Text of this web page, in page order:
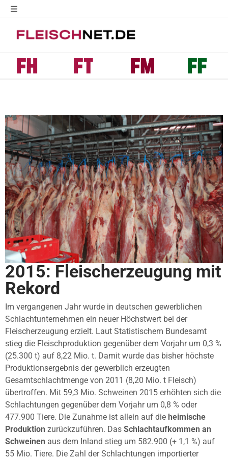
2015: Fleischerzeugung mit
Rekord
Im vergangenen Jahr wurde in deutschen gewerblichen
Schlachtunternehmen ein neuer Höchstwert bei der
Fleischerzeugung erzielt. Laut Statistischem Bundesamt
stieg die Fleischproduktion gegenüber dem Vorjahr um 0,3 %
(25.300 t) auf 8,22 Mio. t. Damit wurde das bisher höchste
Produktionsergebnis der gewerblich erzeugten
Gesamtschlachtmenge von 2011 (8,20 Mio. t Fleisch)
übertroffen. Mit 59,3 Mio. Schweinen 2015 erhöhten sich die
Schlachtungen gegenüber dem Vorjahr um 0,8 % oder
477.900 Tiere. Die Zunahme ist allein auf die heimische
Produktion zurückzuführen. Das Schlachtaufkommen an
Schweinen aus dem Inland stieg um 582.900 (+ 1,1 %) auf
55 Mio. Tiere. Die Zahl der Schlachtungen importierter